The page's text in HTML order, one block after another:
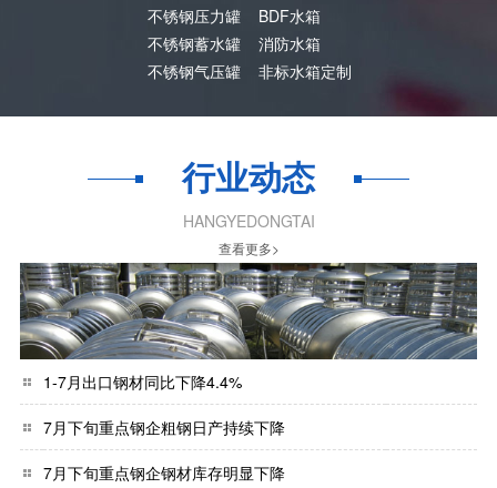
不锈钢压力罐
不锈钢蓄水罐
不锈钢气压罐
BDF水箱
消防水箱
非标水箱定制
行业动态
HANGYEDONGTAI
查看更多>
1-7月出口钢材同比下降4.4%
7月下旬重点钢企粗钢日产持续下降
7月下旬重点钢企钢材库存明显下降